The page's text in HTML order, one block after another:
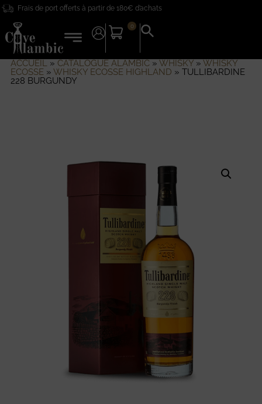
Frais de port offerts à partir de 180€ d’achats
0
Search
for:
ACCUEIL» CATALOGUE ALAMBIC» WHISKY» WHISKY
ECOSSE» WHISKY ECOSSE HIGHLAND » TULLIBARDINE
228 BURGUNDY